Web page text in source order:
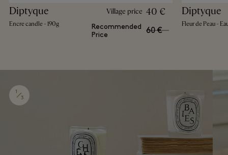
Diptyque
Encre candle - 190g
Village price 40 €
Recommended
Price
60 €
Diptyque
Fleur de Peau -
1
3